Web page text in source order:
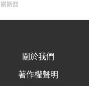
謝斯喆
關於我們
著作權聲明